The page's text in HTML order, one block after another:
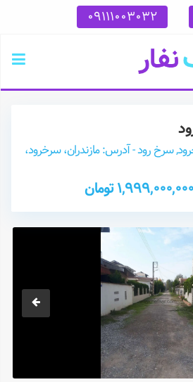
09111003032
سرخ رود - آدرس: مازندران، سرخرود،